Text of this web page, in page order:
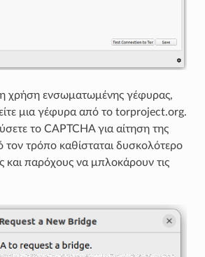
η χρήση ενσωματωμένης γέφυρας,
μια γέφυρα από το torproject.org.
το CAPTCHA για αίτηση της
τρόπο καθίσταται δυσκολότερο
και παρόχους να μπλοκάρουν τις